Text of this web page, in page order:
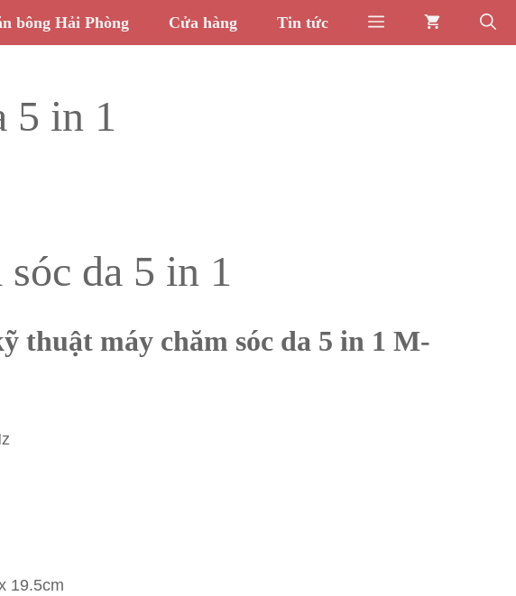
bông Hải Phòng Cửa hàng Tin tức
5 in 1
da 5 in 1
thuậtmáy chăm sóc da 5 in 1 M-
19.5cm